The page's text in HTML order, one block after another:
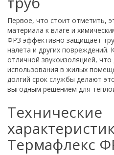
Первое, что стоит отметить,
материала к влаге и
ФРЗ эффективно защищает
налета и других повреждений.
отличной звукоизоляцией,
использования в жилых
долгий срок службы делают
выгодным решением для
Технические
Термафлекс